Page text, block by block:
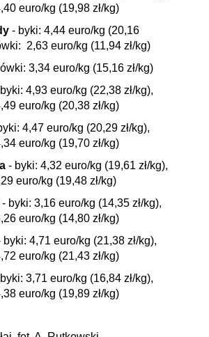
euro/kg (19,98 zł/kg)
- byki: 4,44 euro/kg (20,16
2,63 euro/kg (11,94 zł/kg)
3,34 euro/kg (15,16 zł/kg)
4,93 euro/kg (22,38 zł/kg),
euro/kg (20,38 zł/kg)
4,47 euro/kg (20,29 zł/kg),
euro/kg (19,70 zł/kg)
- byki: 4,32 euro/kg (19,61 zł/kg),
euro/kg (19,48 zł/kg)
- byki: 3,16 euro/kg (14,35 zł/kg),
euro/kg (14,80 zł/kg)
byki: 4,71 euro/kg (21,38 zł/kg),
euro/kg (21,43 zł/kg)
3,71 euro/kg (16,84 zł/kg),
euro/kg (19,89 zł/kg)